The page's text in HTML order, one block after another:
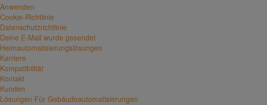
Anwenden
Cookie-Richtlinie
Datenschutzrichtlinie
Deine E-Mail wurde gesendet
Heimautomatisierungslösungen
Karriere
Kompatibilität
Kontakt
Kunden
Lösungen Für Gebäudeautomatisierungen